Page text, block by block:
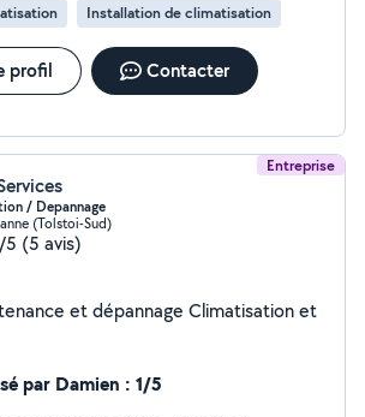
Installation de climatisation
profil Contacter
Entreprise
/ Depannage
(Tolstoi-Sud)
5 (5 avis)
et dépannage Climatisation et
par Damien : 1/5